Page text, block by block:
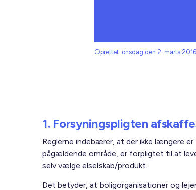
Oprettet: onsdag den 2. marts 2016
1. Forsyningspligten
Reglerne indebærer, at der ikke længere
pågældende område, er forpligtet til at
selv vælge elselskab/produkt.
Det betyder, at boligorganisationer og